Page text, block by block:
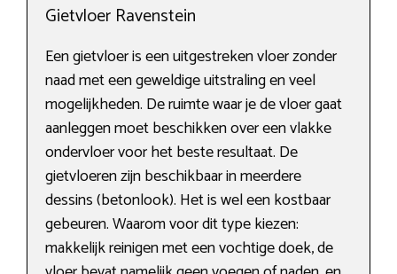
Gietvloer Ravenstein
Een gietvloer is een uitgestreken vloer zonder
naad met een geweldige uitstraling en veel
mogelijkheden. De ruimte waar je de vloer gaat
aanleggen moet beschikken over een vlakke
ondervloer voor het beste resultaat. De
gietvloeren zijn beschikbaar in meerdere
dessins (betonlook). Het is wel een kostbaar
gebeuren. Waarom voor dit type kiezen:
makkelijk reinigen met een vochtige doek, de